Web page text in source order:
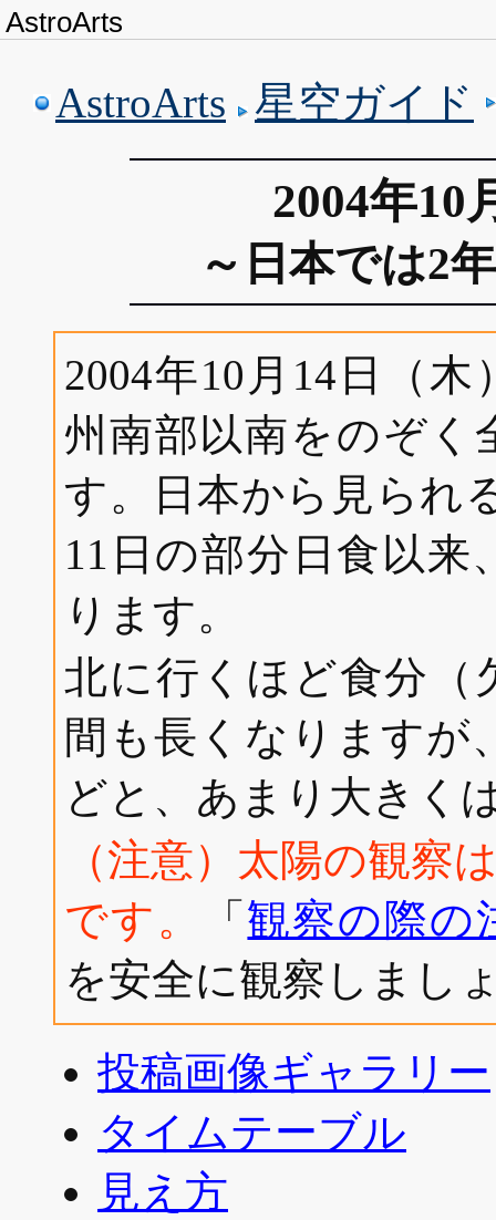
AstroArts
AstroArts 星空ガイド
2004年10
～日本では2
2004年10月14日（
州南部以南をのぞく
す。日本から見られ
11日の部分日食以来
ります。
北に行くほど食分（
間も長くなりますが
どと、あまり大きく
（注意）太陽の観察
です。
「 観察の際の
を安全に観察しまし
投稿画像ギャラリー
タイムテーブル
見え方